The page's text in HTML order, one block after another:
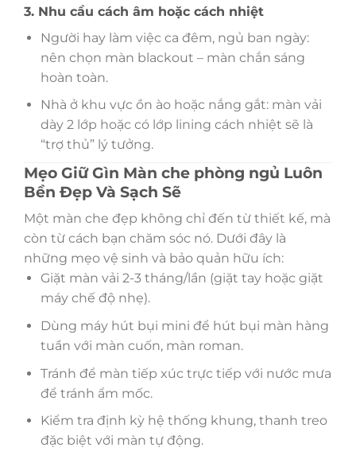
3. Nhu cầu cách âm hoặc cách nhiệt
Người hay làm việc ca đêm, ngủ ban ngày:
nên chọn màn blackout – màn chắn sáng
hoàn toàn.
Nhà ở khu vực ồn ào hoặc nắng gắt: màn vải
dày 2 lớp hoặc có lớp lining cách nhiệt sẽ là
“trợ thủ” lý tưởng.
Mẹo Giữ Gìn Màn che phòng ngủ Luôn
Bền Đẹp Và Sạch Sẽ
Một màn che đẹp không chỉ đến từ thiết kế, mà
còn từ cách bạn chăm sóc nó. Dưới đây là
những mẹo vệ sinh và bảo quản hữu ích:
Giặt màn vải 2-3 tháng/lần (giặt tay hoặc giặt
máy chế độ nhẹ).
Dùng máy hút bụi mini để hút bụi màn hàng
tuần với màn cuốn, màn roman.
Tránh để màn tiếp xúc trực tiếp với nước mưa
để tránh ẩm mốc.
Kiểm tra định kỳ hệ thống khung, thanh treo
đặc biệt với màn tự động.